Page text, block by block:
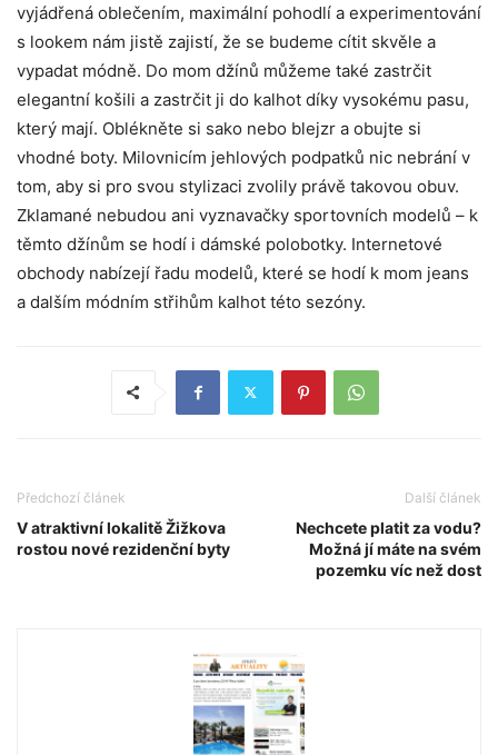
vyjádřená oblečením, maximální pohodlí a experimentování
s lookem nám jistě zajistí, že se budeme cítit skvěle a
vypadat módně. Do mom džínů můžeme také zastrčit
elegantní košili a zastrčit ji do kalhot díky vysokému pasu,
který mají. Oblékněte si sako nebo blejzr a obujte si
vhodné boty. Milovnicím jehlových podpatků nic nebrání v
tom, aby si pro svou stylizaci zvolily právě takovou obuv.
Zklamané nebudou ani vyznavačky sportovních modelů – k
těmto džínům se hodí i dámské polobotky. Internetové
obchody nabízejí řadu modelů, které se hodí k mom jeans
a dalším módním střihům kalhot této sezóny.
Předchozí článek
V atraktivní lokalitě Žižkova
rostou nové rezidenční byty
Další článek
Nechcete platit za vodu?
Možná jí máte na svém
pozemku víc než dost